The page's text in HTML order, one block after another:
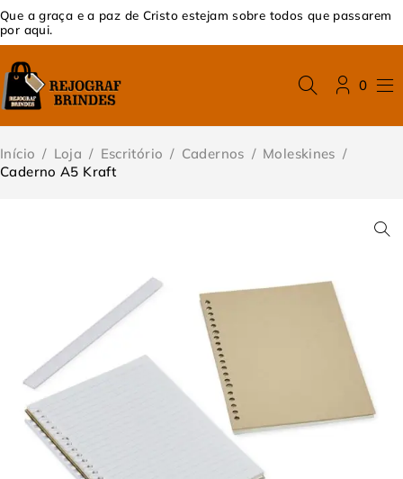
Que a graça e a paz de Cristo estejam sobre todos que passarem
por aqui.
0
Início / Loja / Escritório / Cadernos / Moleskines /
Caderno A5 Kraft